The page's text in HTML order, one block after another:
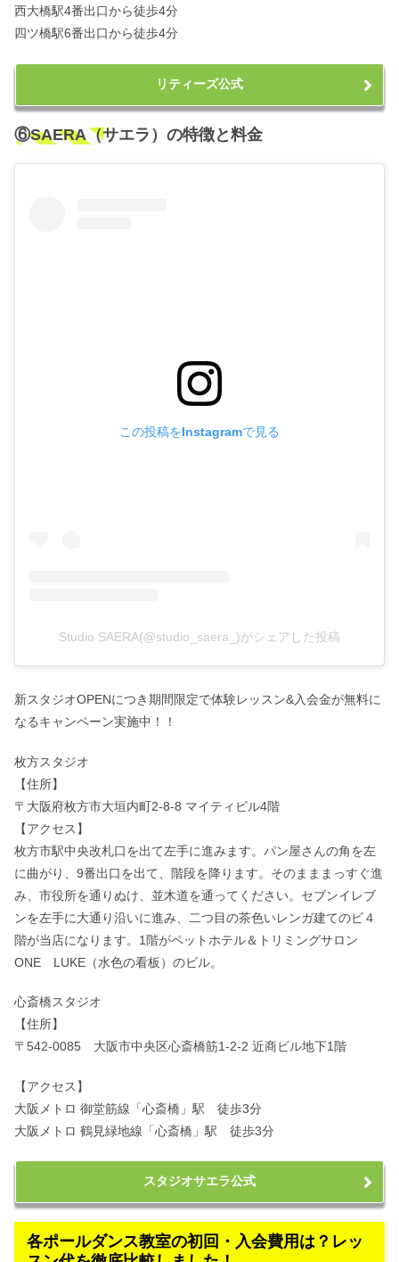
西大橋駅4番出口から徒歩4分
四ツ橋駅6番出口から徒歩4分
リティーズ公式
⑥SAERA（サエラ）の特徴と料金
この投稿をInstagramで見る
Studio SAERA(@studio_saera_)がシェアした投稿
新スタジオOPENにつき期間限定で体験レッスン&入会金が無料に
なるキャンペーン実施中！！
枚方スタジオ
【住所】
〒大阪府枚方市大垣内町2-8-8 マイティビル4階
【アクセス】
枚方市駅中央改札口を出て左手に進みます。パン屋さんの角を左
に曲がり、9番出口を出て、階段を降ります。そのまままっすぐ進
み、市役所を通りぬけ、並木道を通ってください。セブンイレブ
ンを左手に大通り沿いに進み、二つ目の茶色いレンガ建てのビ４
階が当店になります。1階がペットホテル＆トリミングサロン
ONE LUKE（水色の看板）のビル。
心斎橋スタジオ
【住所】
〒542-0085 大阪市中央区心斎橋筋1-2-2 近商ビル地下1階
【アクセス】
大阪メトロ 御堂筋線「心斎橋」駅 徒歩3分
大阪メトロ 鶴見緑地線「心斎橋」駅 徒歩3分
スタジオサエラ公式
各ポールダンス教室の初回・入会費用は？レッ